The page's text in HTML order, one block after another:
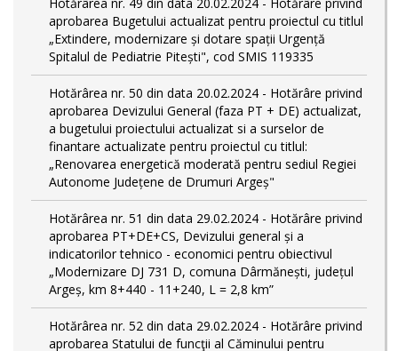
aprobarea Bugetului actualizat pentru proiectul cu titlul
„Extindere, modernizare și dotare spații Urgență
Spitalul de Pediatrie Pitești", cod SMIS 119335
Hotărârea nr. 50 din data 20.02.2024 - Hotărâre privind
aprobarea Devizului General (faza PT + DE) actualizat,
a bugetului proiectului actualizat si a surselor de
finantare actualizate pentru proiectul cu titlul:
„Renovarea energetică moderată pentru sediul Regiei
Autonome Județene de Drumuri Argeș"
Hotărârea nr. 51 din data 29.02.2024 - Hotărâre privind
aprobarea PT+DE+CS, Devizului general și a
indicatorilor tehnico - economici pentru obiectivul
„Modernizare DJ 731 D, comuna Dârmănești, județul
Argeș, km 8+440 - 11+240, L = 2,8 km”
Hotărârea nr. 52 din data 29.02.2024 - Hotărâre privind
aprobarea Statului de funcţii al Căminului pentru